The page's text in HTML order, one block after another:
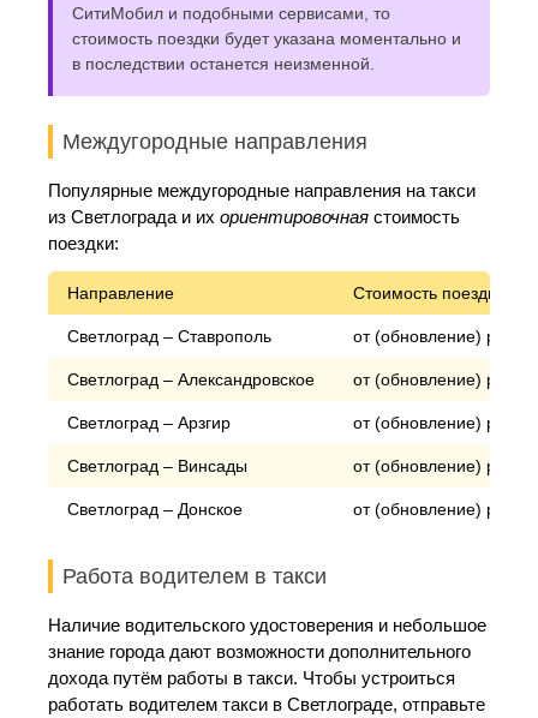
СитиМобил и подобными сервисами, то
стоимость поездки будет указана моментально и
в последствии останется неизменной.
Междугородные направления
Популярные междугородные направления на такси
из Светлограда и их ориентировочная стоимость
поездки:
Направление Стоимость поездки*
Светлоград – Ставрополь от (обновление)
Светлоград – Александровское от (обновление)
Светлоград – Арзгир от (обновление)
Светлоград – Винсады от (обновление)
Светлоград – Донское от (обновление)
Работа водителем в такси
Наличие водительского удостоверения и небольшое
знание города дают возможности дополнительного
дохода путём работы в такси. Чтобы устроиться
работать водителем такси в Светлограде, отправьте